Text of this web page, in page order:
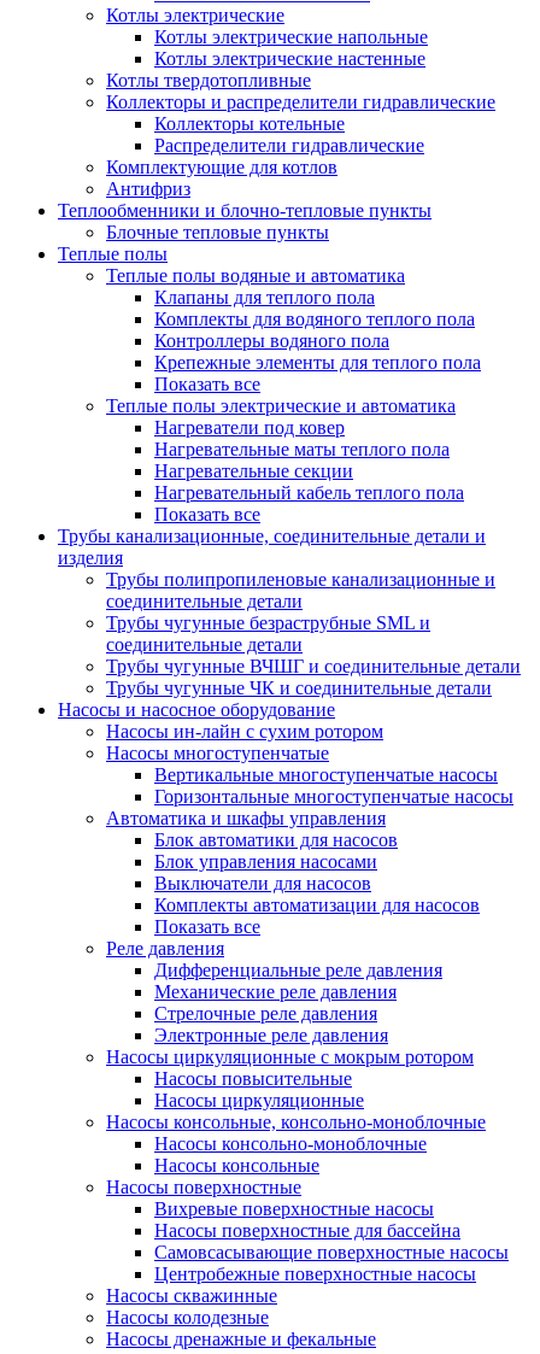
Котлы электрические
Котлы электрические напольные
Котлы электрические настенные
Котлы твердотопливные
Коллекторы и распределители гидравлические
Коллекторы котельные
Распределители гидравлические
Комплектующие для котлов
Антифриз
Теплообменники и блочно-тепловые пункты
Блочные тепловые пункты
Теплые полы
Теплые полы водяные и автоматика
Клапаны для теплого пола
Комплекты для водяного теплого пола
Контроллеры водяного пола
Крепежные элементы для теплого пола
Показать все
Теплые полы электрические и автоматика
Нагреватели под ковер
Нагревательные маты теплого пола
Нагревательные секции
Нагревательный кабель теплого пола
Показать все
Трубы канализационные, соединительные детали и
изделия
Трубы полипропиленовые канализационные и
соединительные детали
Трубы чугунные безраструбные SML и
соединительные детали
Трубы чугунные ВЧШГ и соединительные детали
Трубы чугунные ЧК и соединительные детали
Насосы и насосное оборудование
Насосы ин-лайн с сухим ротором
Насосы многоступенчатые
Вертикальные многоступенчатые насосы
Горизонтальные многоступенчатые насосы
Автоматика и шкафы управления
Блок автоматики для насосов
Блок управления насосами
Выключатели для насосов
Комплекты автоматизации для насосов
Показать все
Реле давления
Дифференциальные реле давления
Механические реле давления
Стрелочные реле давления
Электронные реле давления
Насосы циркуляционные с мокрым ротором
Насосы повысительные
Насосы циркуляционные
Насосы консольные, консольно-моноблочные
Насосы консольно-моноблочные
Насосы консольные
Насосы поверхностные
Вихревые поверхностные насосы
Насосы поверхностные для бассейна
Самовсасывающие поверхностные насосы
Центробежные поверхностные насосы
Насосы скважинные
Насосы колодезные
Насосы дренажные и фекальные